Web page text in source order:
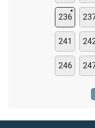
236
241
246